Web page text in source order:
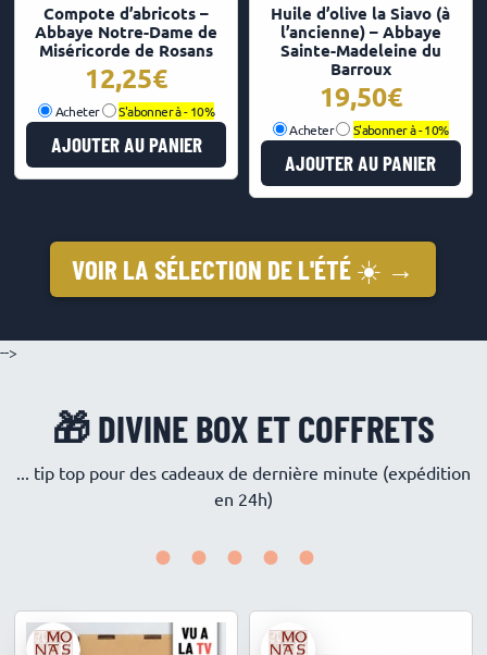
sur 5
Compote d’abricots –
Abbaye Notre-Dame de
Miséricorde de Rosans
12,25€
Acheter S'abonner à -10%
AJOUTER AU PANIER
sur 5
Huile d’olive la Siavo (à
l’ancienne) – Abbaye
Sainte-Madeleine du
Barroux
19,50€
Acheter S'abonner à -10%
AJOUTER AU PANIER
VOIR LA SÉLECTION DE L'ÉTÉ ☀️ →
-->
🎁 DIVINE BOX ET COFFRETS
... tip top pour des cadeaux de dernière minute (expédition
en 24h)
•••••